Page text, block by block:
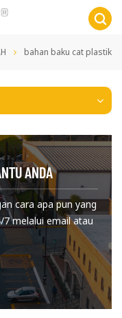
bahan baku cat plastik
ANDA
cara apa pun yang
7 melalui email atau